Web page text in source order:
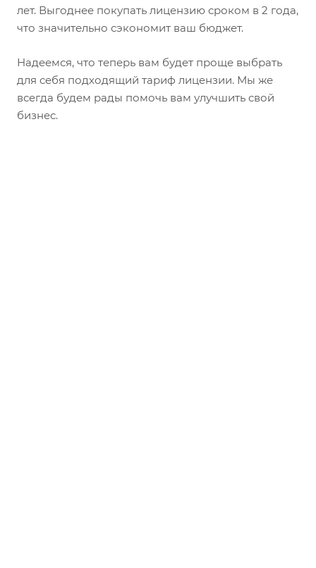
лет. Выгоднее покупать лицензию сроком в 2 года,
что значительно сэкономит ваш бюджет.
Надеемся, что теперь вам будет проще выбрать
для себя подходящий тариф лицензии. Мы же
всегда будем рады помочь вам улучшить свой
бизнес.